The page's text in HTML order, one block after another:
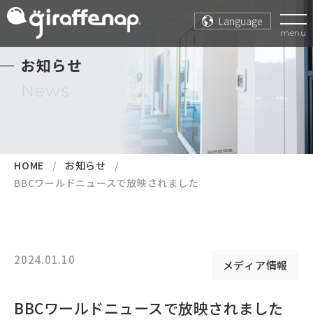
Language
menu
お知らせ
News
HOME
お知らせ
BBCワールドニュースで放映されました
2024.01.10 メディア情報
BBCワールドニュースで放映されました